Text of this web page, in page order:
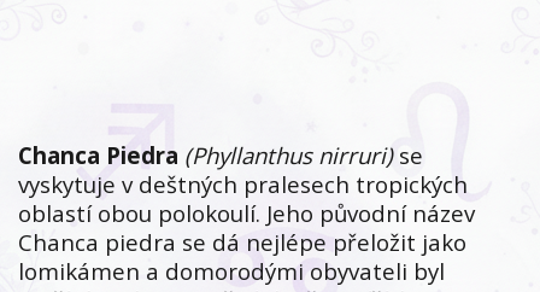
Chanca Piedra (Phyllanthus nirruri)se
vyskytuje v deštných pralesech tropických
oblastí obou polokoulí. Jeho původní název
Chanca piedra se dá nejlépe přeložit jako
lomikámen a domorodými obyvateli byl